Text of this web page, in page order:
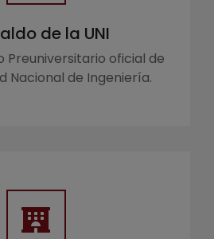
de la UNI
Preuniversitario oficial de
Nacional de Ingeniería.